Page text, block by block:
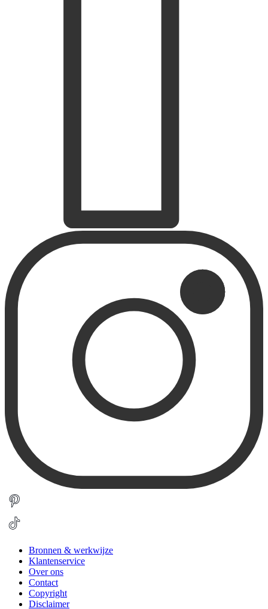
Bronnen & werkwijze
Klantenservice
Over ons
Contact
Copyright
Disclaimer